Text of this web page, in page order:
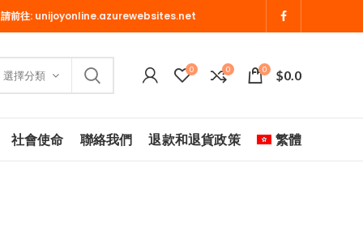
前往: unijoyonline.azurewebsites.net
選擇分類 0 0 0 $0.0
社會使命 聯絡我們 退款和退貨政策 繁體